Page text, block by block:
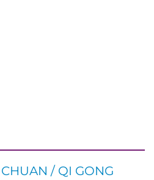
/ QI GONG